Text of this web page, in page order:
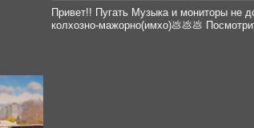
Привет!! Пугать Музыка и мониторы не
колхозно-мажорно(имхо)💩💩💩